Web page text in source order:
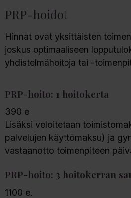
PRP-hoidot
Hinnat ovat yksittäisten
joskus optimaaliseen
yhdistelmähoitoja tai -
PRP-hoito: 1 hoitokerta
390 e
Lisäksi veloitetaan
palvelujen käyttömaksu) ja
vastaanotto toimenpiteen
PRP-hoito: 3 hoitokerran
1100 e.